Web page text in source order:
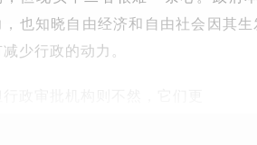
，也知晓自由经济和自由社会因其
少行政的动力。